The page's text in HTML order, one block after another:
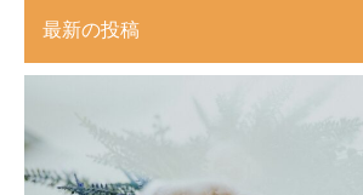
最新の投稿